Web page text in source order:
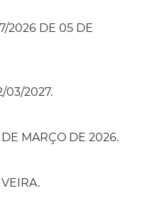
2026 DE 05 DE
03/2027.
MARÇO DE 2026.